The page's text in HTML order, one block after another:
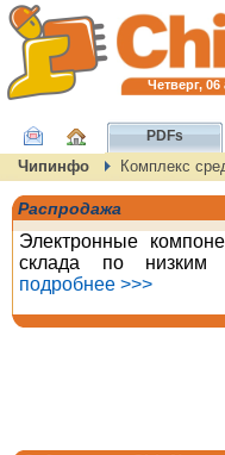
Четверг, 06
PDFs
Чипинфо Комплекс
Распродажа
Электронные
склада по низким
подробнее >>>